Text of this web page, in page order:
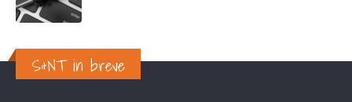
S&NT in breve